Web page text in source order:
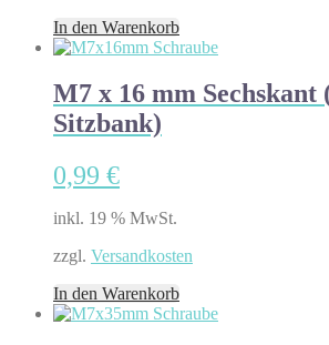
In den Warenkorb
M7 x 16 mm Sechskant
Sitzbank)
0,99 €
inkl. 19 % MwSt.
zzgl. Versandkosten
In den Warenkorb